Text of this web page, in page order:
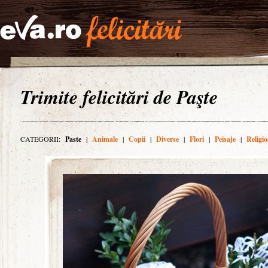
Trimite felicitări de Paşte
CATEGORII: Paste | Animale | Copii | Diverse | Flori | Peisaje |